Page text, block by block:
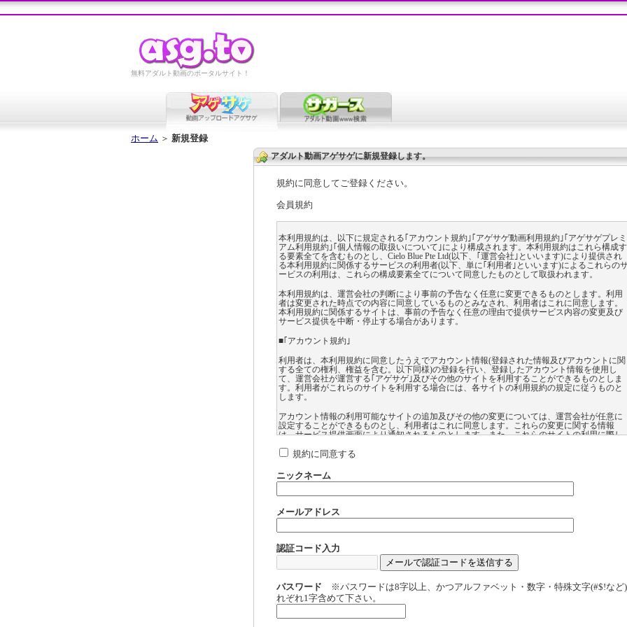
無料アダルト動画のポータルサイト！
ホーム ＞ 新規登録
アダルト動画アゲサゲに新規登録します。
規約に同意してご登録ください。
会員規約
本利用規約は、以下に規定される｢アカウント規約｣｢アゲサゲ動画利用規約｣｢アゲサゲプレミ
アム利用規約｣｢個人情報の取扱いについて｣により構成されます。本利用規約はこれら構成す
る要素全てを含むものとし、Cielo Blue Pte Ltd(以下、｢運営会社｣といいます)により提供され
る本利用規約に関係するサービスの利用者(以下、単に｢利用者｣といいます)によるこれらの
ービスの利用は、これらの構成要素全てについて同意したものとして取扱われます。
本利用規約は、運営会社の判断により事前の予告なく任意に変更できるものとします。利用
者は変更された時点での内容に同意しているものとみなされ、利用者はこれに同意します。
本利用規約に関係するサイトは、事前の予告なく任意の理由で提供サービス内容の変更及び
サービス提供を中断・停止する場合があります。
■｢アカウント規約｣
利用者は、本利用規約に同意したうえでアカウント情報(登録された情報及びアカウントに関
する全ての権利、権益を含む。以下同様)の登録を行い、登録したアカウント情報を使用し
て、運営会社が運営する｢アゲサゲ｣及びその他のサイトを利用することができるものとしま
す。利用者がこれらのサイトを利用する場合には、各サイトの利用規約の規定に従うものと
します。
アカウント情報の利用可能なサイトの追加及びその他の変更については、運営会社が任意に
設定することができるものとし、利用者はこれに同意します。これらの変更に関する情報
は、サービス提供画面により通知されるものとします。また、これらのサイトの利用に際し
録したアカウント情報の必要性、及び登録したアカウント情報を利用することにより提供さ
れるサービス内容については各サイトのサービス提供画面にて説明されるものとします。
利用者は、自身が登録した自己のアカウント情報をいかなる第三者に対しても譲渡及び貸与
利用者によるアカウント情報の登録、登録したアカウント情報に基づく各サイトの利用に際
利用者による｢アカウント規約｣に違反する行為があった場合又はそのおそれがある場合、運
営会社は任意の理由に基づく判断により、利用者に対する事前の告知なく利用者が登録した
ます。
【サイト概要 】
規約に同意する
ニックネーム
メールアドレス
認証コード入力
パスワード ※パスワードは8字以上、かつアルファベット・数字・特殊文字(#$!など
れぞれ1字含めて下さい。